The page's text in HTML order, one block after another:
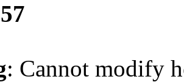
: Cannot modify